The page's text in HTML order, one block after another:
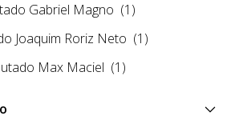
Gabriel Magno (1)
Joaquim Roriz Neto (1)
Max Maciel (1)